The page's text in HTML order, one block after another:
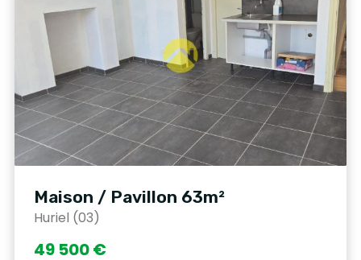
Maison / Pavillon 63m²
Huriel (03)
49 500 €